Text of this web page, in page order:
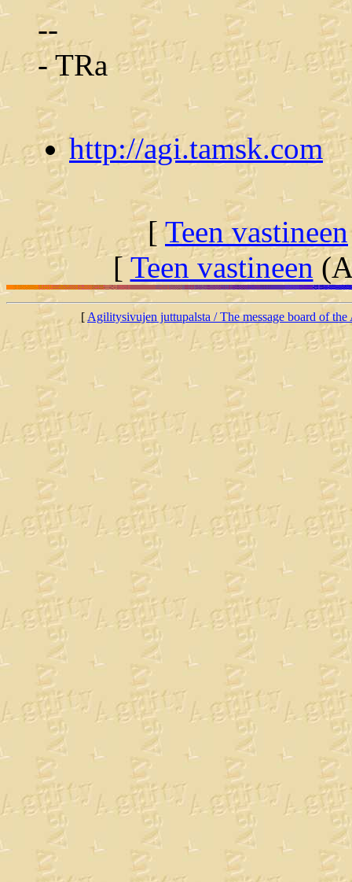
--
- TRa
http://agi.tamsk.com
[Teen vastineen
[Teen vastineen
[Agilitysivujen juttupalsta / The message board of